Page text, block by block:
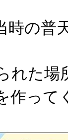
時の普
れた
作って